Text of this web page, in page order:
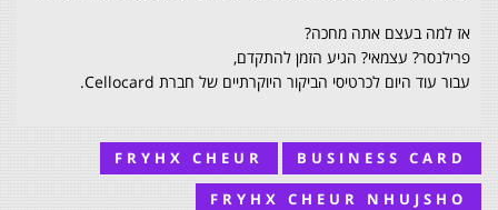
אז למה בעצם אתה מחכה?
פרילנסר? עצמאי? הגיע הזמן להתקדם,
עבור עוד היום לכרטיסי הביקור היוקרתיים של חברת Cellocard.
BUSINESS CARD
FRYHX CHEUR
FRYHX CHEUR NHUJSHO